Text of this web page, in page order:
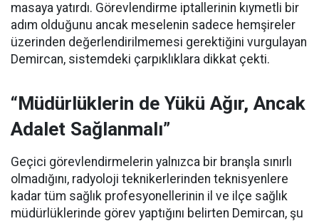
masaya yatırdı. Görevlendirme iptallerinin kıymetli bir
adım olduğunu ancak meselenin sadece hemşireler
üzerinden değerlendirilmemesi gerektiğini vurgulayan
Demircan, sistemdeki çarpıklıklara dikkat çekti.
“Müdürlüklerin de Yükü Ağır, Ancak
Adalet Sağlanmalı”
Geçici görevlendirmelerin yalnızca bir branşla sınırlı
olmadığını, radyoloji teknikerlerinden teknisyenlere
kadar tüm sağlık profesyonellerinin il ve ilçe sağlık
müdürlüklerinde görev yaptığını belirten Demircan, şu